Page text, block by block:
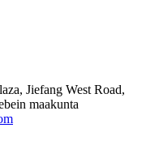
Jiefang West Road,
maakunta